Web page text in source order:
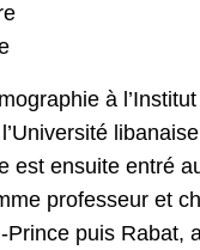
à
est ensuite entré
professeur et
Prince puis Rabat,